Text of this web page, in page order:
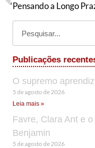
Publicações
O supremo aprendiz
5 de agosto de 2026
Leia mais »
Favre, Clara Ant e
Benjamin
5 de agosto de 2026